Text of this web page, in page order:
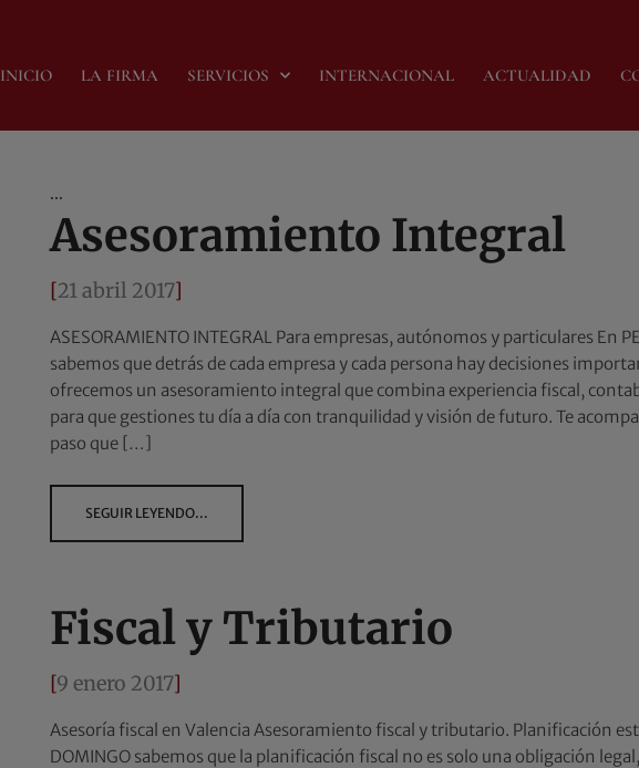
INICIO LA FIRMA SERVICIOS INTERNACIONAL ACTUALIDAD
...
Asesoramiento Integral
[21 abril 2017]
ASESORAMIENTO INTEGRAL Para empresas, autónomos y particulares En
sabemos que detrás de cada empresa y cada persona hay decisiones
ofrecemos un asesoramiento integral que combina experiencia fiscal,
para que gestiones tu día a día con tranquilidad y visión de futuro. Te
paso que […]
SEGUIR LEYENDO...
Fiscal y Tributario
[9 enero 2017]
Asesoría fiscal en Valencia Asesoramiento fiscal y tributario. Planificación
DOMINGO sabemos que la planificación fiscal no es solo una obligación